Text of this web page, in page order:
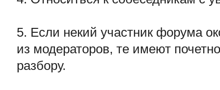
5. Если некий участник форума
из модераторов, те имеют
разбору.